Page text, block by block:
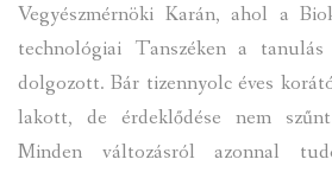
Vegyészmérnöki Karán, ahol a
technológiai Tanszéken a
dolgozott. Bár tizennyolc éves
lakott, de érdeklődése nem
Minden változásról azonnal